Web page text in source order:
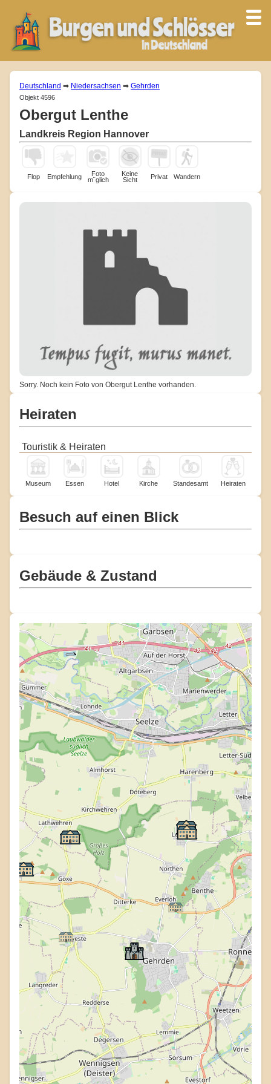
Deutschland ➡ Niedersachsen ➡ Gehrden
Objekt 4596
Obergut Lenthe
Landkreis Region Hannover
Flop Empfehlung
Foto
m¨glich
Keine
Sicht
Privat Wandern
Sorry. Noch kein Foto von Obergut Lenthe vorhanden.
Heiraten
Touristik & Heiraten
Museum Essen Hotel Kirche Standesamt Heiraten
Besuch auf einen Blick
Gebäude & Zustand